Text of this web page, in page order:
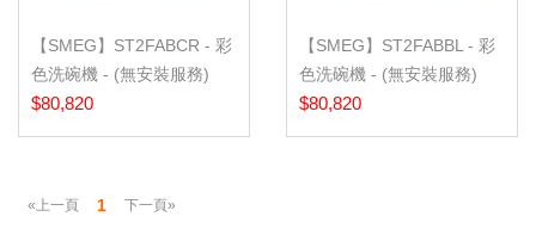
【SMEG】ST2FABCR - 彩
色洗碗機 - (無安裝服務)
$80,820
【SMEG】ST2FABBL - 彩
色洗碗機 - (無安裝服務)
$80,820
«上一頁 1 下一頁»